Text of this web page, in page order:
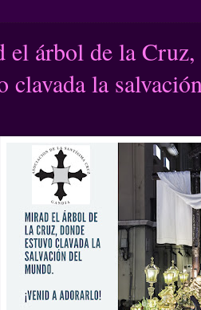
el árbol de la Cruz,
clavada la